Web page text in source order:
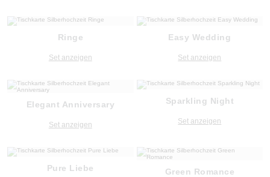
Ringe
Set anzeigen
Easy Wedding
Set anzeigen
Elegant Anniversary
Set anzeigen
Sparkling Night
Set anzeigen
Pure Liebe Green Romance